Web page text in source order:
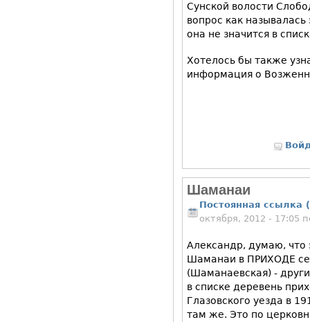
Сунской волости
вопрос как
она не значится в
Хотелось бы также
информация о
Шаманаи
Постоянная ссылка
октября, 2012 - 17:05
Александр, думаю, что
Шаманаи в ПРИХОДЕ
(Шаманаевская) -
в списке деревень
Глазовского уезда в
там же. Это по